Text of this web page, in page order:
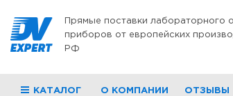
Прямые поставки лабораторного
приборов от европейских
РФ
КАТАЛОГ О КОМПАНИИ ОТЗЫВЫ